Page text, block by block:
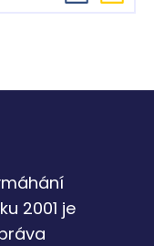
2001 je